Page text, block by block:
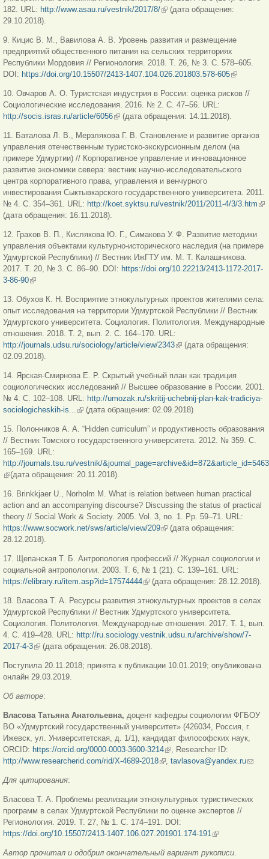
182. URL: http://www.asau.ru/vestnik/2017/8/(link is external)
(дата обращения:
29.10.2018).
9. Кицис В. М., Вавилова А. В. Уровень развития и размещение
предприятий общественного питания на сельских территориях
Республики Мордовия // Регионология. 2018. Т. 26, № 3. С. 578‒605.
DOI: https://doi.org/10.15507/2413-1407.104.026.201803.578-605(link is
10. Овчаров А. О. Туристская индустрия в России: оценка рисков //
Социологические исследования. 2016. № 2. С. 47‒56. URL:
http://socis.isras.ru/article/6056(link is external)
(дата обращения: 14.11.2018).
11. Баталова Л. В., Мерзлякова Г. В. Становление и развитие органов
управления отечественным туристско-экскурсионным делом (на
примере Удмуртии) // Корпоративное управление и инновационное
развитие экономики севера: вестник научно-исследовательского
центра корпоративного права, управления и венчурного
инвестирования Сыктывкарского государственного университета. 2011.
№ 4. С. 354‒361. URL: http://koet.syktsu.ru/vestnik/2011/2011-4/3/3.htm
(дата обращения: 16.11.2018).
12. Грахов В. П., Кислякова Ю. Г., Симакова У. Ф. Развитие методики
управления объектами культурно-исторического наследия (на примере
Удмуртской Республики) // Вестник ИжГТУ им. М. Т. Калашникова.
2017. Т. 20, № 3. С. 86‒90. DOI: https://doi.org/10.22213/2413-1172-2017-
3-86-90(link is external)
13. Обухов К. Н. Восприятие этнокультурных проектов жителями села:
опыт исследования на территории Удмуртской Республики // Вестник
Удмуртского университета. Социология. Политология. Международные
отношения. 2018. Т. 2, вып. 2. С. 164‒170. URL:
http://journals.udsu.ru/sociology/article/view/2343(link is external)
(дата обращения:
02.09.2018).
14. Ярская-Смирнова Е. Р. Скрытый учебный план как традиция
социологических исследований // Высшее образование в России. 2001.
№ 4. С. 102‒108. URL: http://umozak.ru/skritij-uchebnij-plan-kak-tradiciya-
sociologicheskih-is... (link is external)
(дата обращения: 02.09.2018)
15. Полонников А. А. “Hidden curriculum” и продуктивность образования
// Вестник Томского государственного университета. 2012. № 359. С.
165‒169. URL:
http://journals.tsu.ru/vestnik/&journal_page=archive&id=872&article_id=5463
(link is external)
(дата обращения: 20.11.2018).
16. Brinkkjaer U., Norholm M. What is relation between human practical
action and an accompanying discourse? Discussing the status of practical
theory // Social Work & Society. 2005. Vol. 3, no. 1. Pp. 59–71. URL:
https://www.socwork.net/sws/article/view/209(link is external)
(дата обращения:
28.12.2018).
17. Щепанская Т. Б. Антропология профессий // Журнал социологии и
социальной антропологии. 2003. Т. 6, № 1 (21). С. 139–161. URL:
https://elibrary.ru/item.asp?id=17574444(link is external)
(дата обращения: 28.12.2018).
18. Власова Т. А. Ресурсы развития этнокультурных проектов в селах
Удмуртской Республики // Вестник Удмуртского университета.
Социология. Политология. Международные отношения. 2017. Т. 1, вып.
4. С. 419–428. URL: http://ru.sociology.vestnik.udsu.ru/archive/show/7-
2017-4-3(link is external)
(дата обращения: 26.08.2018).
Поступила 20.11.2018; принята к публикации 10.01.2019; опубликована
онлайн 29.03.2019.
Об авторе:
Власова Татьяна Анатольевна, доцент кафедры социологии ФГБОУ
ВО «Удмуртский государственный университет» (426034, Россия, г.
Ижевск, ул. Университетская, д. 1/1), кандидат философских наук,
ORCID: https://orcid.org/0000-0003-3600-3214(link is external)
, Researcher ID:
http://www.researcherid.com/rid/X-4689-2018(link is external)
, tavlasova@yandex.ru(link
Для цитирования:
Власова Т. А. Проблемы реализации этнокультурных туристических
программ в селах Удмуртской Республики по оценке экспертов //
Регионология. 2019. Т. 27, № 1. С. 174–191. DOI:
https://doi.org/10.15507/2413-1407.106.027.201901.174-191(link is external)
Автор прочитал и одобрил окончательный вариант рукописи.